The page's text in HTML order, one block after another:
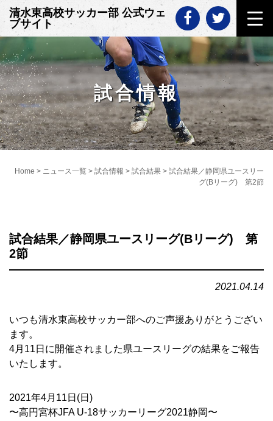
Skip
to
content
清水東高校サッカー部 公式ウェ
ブサイト
試合情報
Home > ニュース一覧 > 試合情報 > 試合結果 > 試合結果／静岡県ユースリー
グ(Bリーグ) 第2節
試合結果／静岡県ユースリーグ(Bリーグ) 第
2節
2021.04.14
いつも清水東高校サッカー部へのご声援ありがとうござい
ます。
4月11日に開催されました県ユースリーグの結果をご報告
いたします。
2021年4月11日(日)
〜高円宮杯JFA U-18サッカーリーグ2021静岡〜